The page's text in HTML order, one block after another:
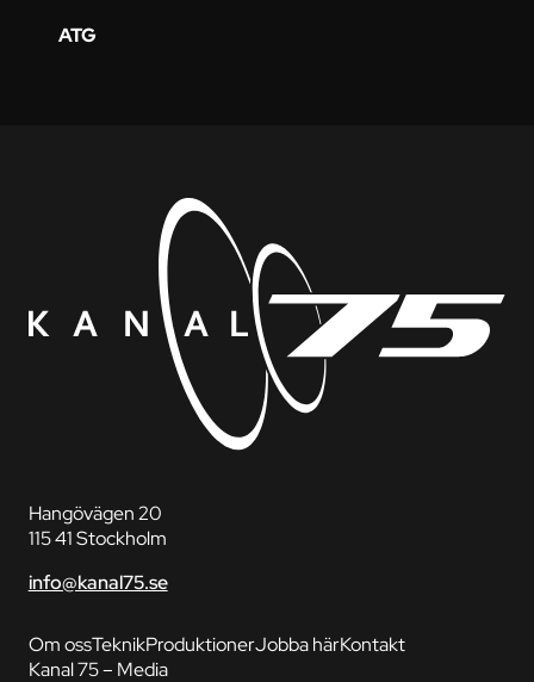
ATG
Hangövägen 20
115 41 Stockholm
info@kanal75.se
Om ossTeknikProduktionerJobba härKontakt
Kanal 75 – Media